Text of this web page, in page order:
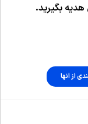
بگیرید.
از آنها